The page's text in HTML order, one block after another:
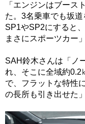
「エンジンはブース
た。3名乗車でも坂
SP1やSP2にすると
まさにスポーツカー
SAH鈴木さんは「ノ
れ、そこに全域約0.2
で、フラットな特性
の長所も引き出せた